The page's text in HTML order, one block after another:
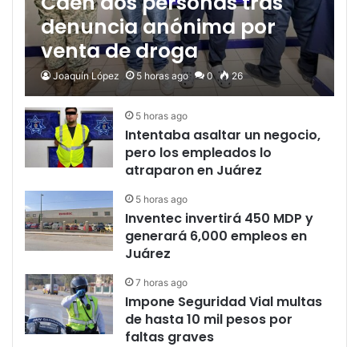
denuncia anónima por
venta de droga
Joaquín López 5 horas ago 0 26
5 horas ago
Intentaba asaltar un negocio,
pero los empleados lo
atraparon en Juárez
5 horas ago
Inventec invertirá 450 MDP y
generará 6,000 empleos en
Juárez
7 horas ago
Impone Seguridad Vial multas
de hasta 10 mil pesos por
faltas graves